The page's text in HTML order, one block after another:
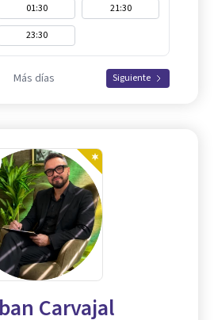
01:30
21:30
23:30
Más días Siguiente
Carvajal